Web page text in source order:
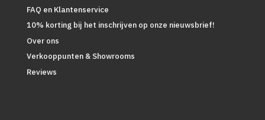
FAQ en Klantenservice
10% korting bij het inschrijven op onze nieuwsbrief!
Over ons
Verkooppunten & Showrooms
Reviews